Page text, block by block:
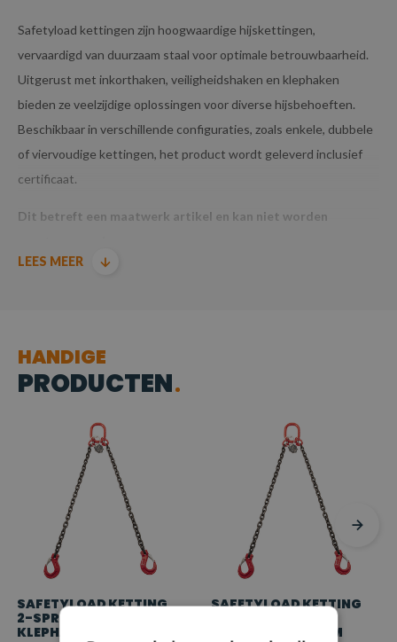
Safetyload kettingen zijn hoogwaardige hijskettingen,
vervaardigd van duurzaam staal voor optimale betrouwbaarheid.
Uitgerust met inkorthaken, veiligheidshaken en klephaken
bieden ze veelzijdige oplossingen voor diverse hijsbehoeften.
Beschikbaar in verschillende configuraties, zoals enkele, dubbele
of viervoudige kettingen, het product wordt geleverd inclusief
certificaat.
Dit betreft een maatwerk artikel en kan niet worden
LEES MEER
HANDIGE
PRODUCTEN
SAFETYLOAD KETTING
2-SPRONG MET
KLEPHAKEN, Ø 6 MM
SAFETYLOAD KETTING
KLEPHAKEN, Ø 8 MM